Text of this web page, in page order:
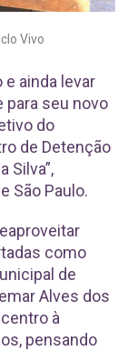
Vivo
ainda levar
para seu novo
do
de Detenção
Silva”,
São Paulo.
como
de
Alves dos
à
pensando